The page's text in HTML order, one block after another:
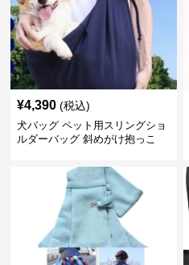
¥4,390 (税込)
犬バッグ ペット用スリングショ
ルダーバッグ 斜めがけ抱っこ